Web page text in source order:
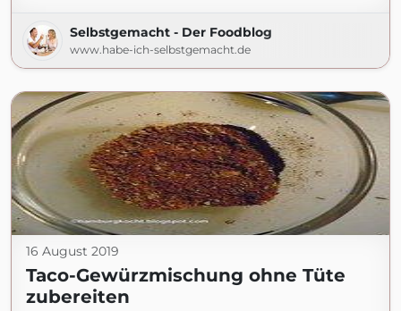
Selbstgemacht - Der Foodblog
www.habe-ich-selbstgemacht.de
16 August 2019
Taco-Gewürzmischung ohne Tüte
zubereiten